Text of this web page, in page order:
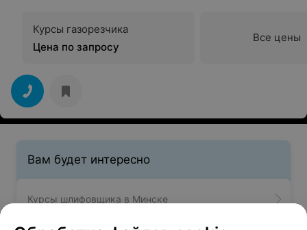
Курсы газорезчика
Цена по запросу
Все цены
Вам будет интересно
Курсы шлифовщика в Минске